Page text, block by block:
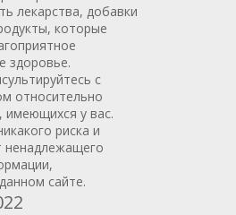
лекарства, добавки
которые
здоровье.
с
относительно
имеющихся у вас.
риска и
ненадлежащего
сайте.